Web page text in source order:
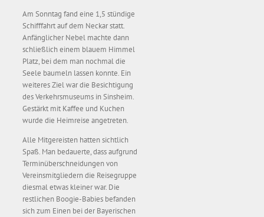
Am Sonntag fand eine 1,5 stündige
Schifffahrt auf dem Neckar statt.
Anfänglicher Nebel machte dann
schließlich einem blauem Himmel
Platz, bei dem man nochmal die
Seele baumeln lassen konnte. Ein
weiteres Ziel war die Besichtigung
des Verkehrsmuseums in Sinsheim.
Gestärkt mit Kaffee und Kuchen
wurde die Heimreise angetreten.
Alle Mitgereisten hatten sichtlich
Spaß. Man bedauerte, dass aufgrund
Terminüberschneidungen von
Vereinsmitgliedern die Reisegruppe
diesmal etwas kleiner war. Die
restlichen Boogie-Babies befanden
sich zum Einen bei der Bayerischen